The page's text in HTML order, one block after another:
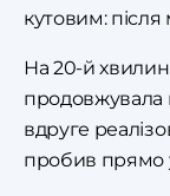
кутовим:
На 20-й
продовжувала
вдруге
пробив прямо